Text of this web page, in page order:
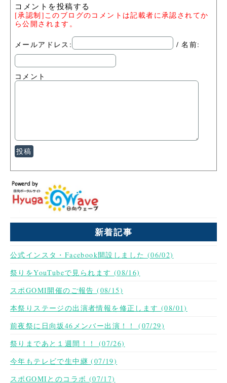
コメントを投稿する
[承認制]このブログのコメントは記載者に承認されてか
ら公開されます。
メールアドレス: / 名前:
コメント
新着記事
公式インスタ・Facebook開設しました (06/02)
祭りをYouTubeで見られます (08/16)
スポGOMI開催のご報告 (08/15)
本祭りステージの出演者情報を修正します (08/01)
前夜祭に日向坂46メンバー出演！！ (07/29)
祭りまであと１週間！！ (07/26)
今年もテレビで生中継 (07/19)
スポGOMIとのコラボ (07/17)